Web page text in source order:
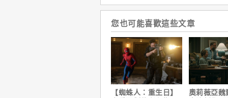
您也可能喜歡這些文章
【蜘蛛人：重生日】
奧莉薇亞魏